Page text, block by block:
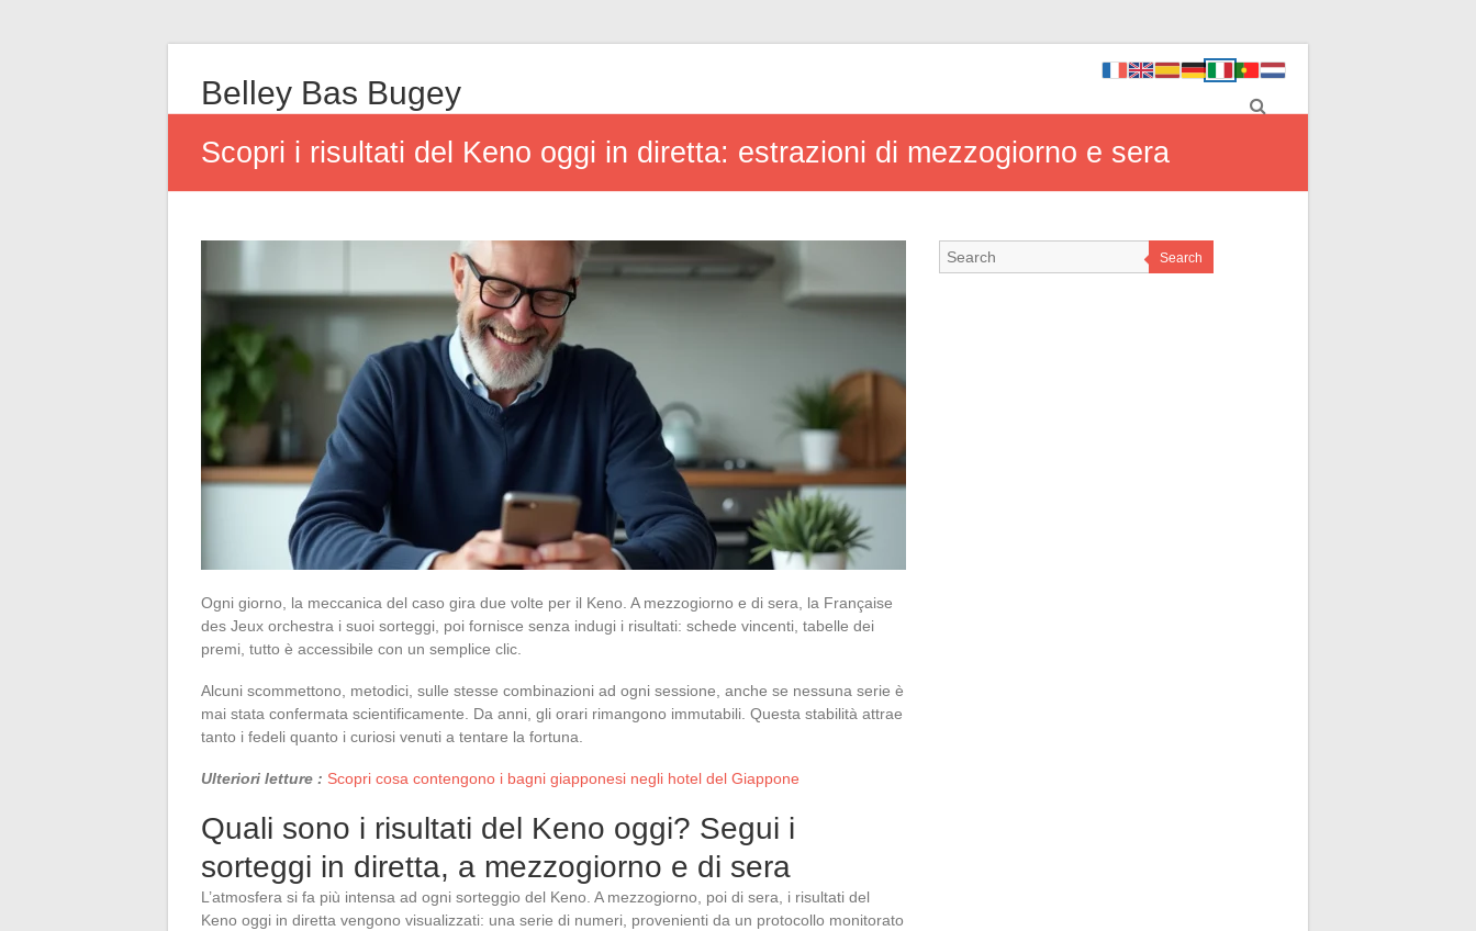
Belley Bas Bugey
Scopri i risultati del Keno oggi in diretta: estrazioni di mezzogiorno e sera
Ogni giorno, la meccanica del caso gira due volte per il Keno. A mezzogiorno e di sera, la Française
des Jeux orchestra i suoi sorteggi, poi fornisce senza indugi i risultati: schede vincenti, tabelle dei
premi, tutto è accessibile con un semplice clic.
Alcuni scommettono, metodici, sulle stesse combinazioni ad ogni sessione, anche se nessuna serie è
mai stata confermata scientificamente. Da anni, gli orari rimangono immutabili. Questa stabilità attrae
tanto i fedeli quanto i curiosi venuti a tentare la fortuna.
Ulteriori letture : Scopri cosa contengono i bagni giapponesi negli hotel del Giappone
Quali sono i risultati del Keno oggi? Segui i
sorteggi in diretta, a mezzogiorno e di sera
L’atmosfera si fa più intensa ad ogni sorteggio del Keno. A mezzogiorno, poi di sera, i risultati del
Keno oggi in diretta vengono visualizzati: una serie di numeri, provenienti da un protocollo monitorato
Search